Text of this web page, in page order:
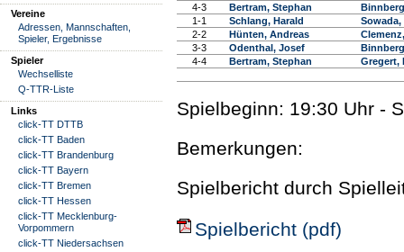
Vereine
Adressen, Mannschaften,
Spieler, Ergebnisse
Spieler
Wechselliste
Q-TTR-Liste
Links
click-TT DTTB
click-TT Baden
click-TT Brandenburg
click-TT Bayern
click-TT Bremen
click-TT Hessen
click-TT Mecklenburg-
Vorpommern
click-TT Niedersachsen
4-3
Bertram, Stephan
1-1
Schlang, Harald
Sowada,
2-2
Hünten, Andreas
3-3
Odenthal, Josef
4-4
Bertram, Stephan Gregert,
Spielbeginn: 19:30 Uhr -
Bemerkungen:
Spielbericht durch
Spielbericht (pdf)